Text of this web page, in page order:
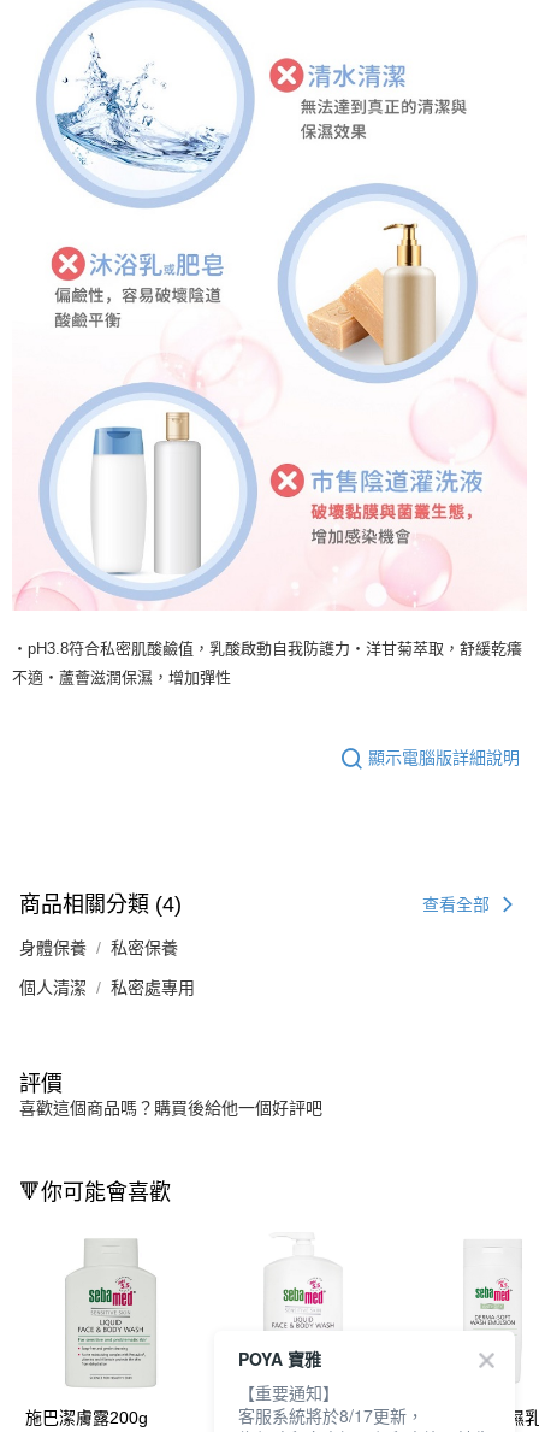
‧pH3.8符合私密肌酸鹼值，乳酸啟動自我防護力‧洋甘菊萃取，舒緩乾癢
不適‧蘆薈滋潤保濕，增加彈性
顯示電腦版詳細說明
商品相關分類 (4) 查看全部
身體保養 私密保養
個人清潔 私密處專用
評價
喜歡這個商品嗎？購買後給他一個好評吧
🔻你可能會喜歡
施巴潔膚露200g 施巴潔膚露1000ml 施巴抗乾敏保濕
POYA 寶雅
【重要通知】
客服系統將於8/17更新，